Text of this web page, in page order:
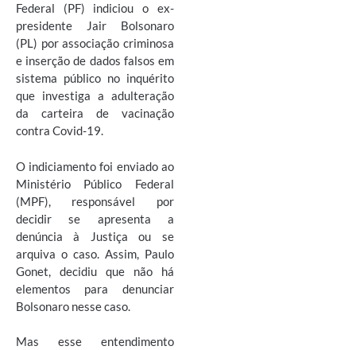
Federal (PF) indiciou o ex-
presidente Jair Bolsonaro
(PL) por associação criminosa
e inserção de dados falsos em
sistema público no inquérito
que investiga a adulteração
da carteira de vacinação
contra Covid-19.
O indiciamento foi enviado ao
Ministério Público Federal
(MPF), responsável por
decidir se apresenta a
denúncia à Justiça ou se
arquiva o caso. Assim, Paulo
Gonet, decidiu que não há
elementos para denunciar
Bolsonaro nesse caso.
Mas esse entendimento